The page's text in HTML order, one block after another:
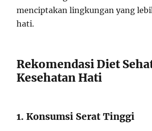
menciptakan lingkungan yang
hati.
Rekomendasi Diet
Kesehatan Hati
1. Konsumsi Serat Tinggi